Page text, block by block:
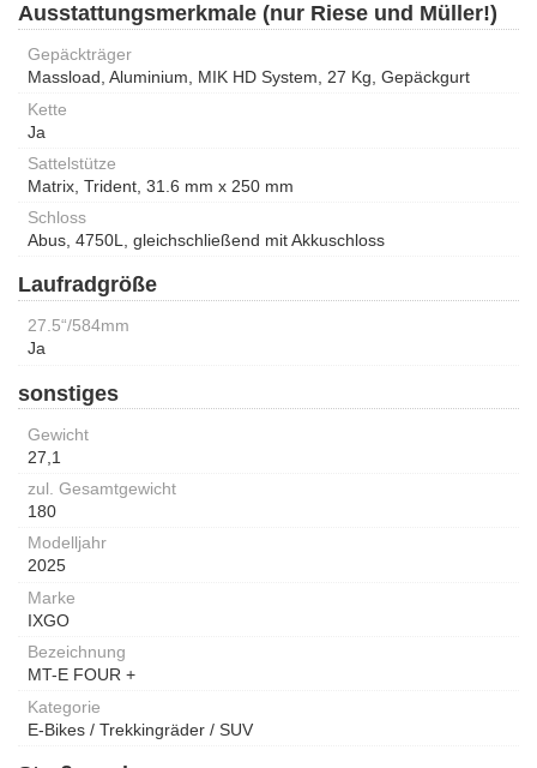
Ausstattungsmerkmale (nur Riese und Müller!)
Gepäckträger
Massload, Aluminium, MIK HD System, 27 Kg, Gepäckgurt
Kette
Ja
Sattelstütze
Matrix, Trident, 31.6 mm x 250 mm
Schloss
Abus, 4750L, gleichschließend mit Akkuschloss
Laufradgröße
27.5“/584mm
Ja
sonstiges
Gewicht
27,1
zul. Gesamtgewicht
180
Modelljahr
2025
Marke
IXGO
Bezeichnung
MT-E FOUR +
Kategorie
E-Bikes / Trekkingräder / SUV